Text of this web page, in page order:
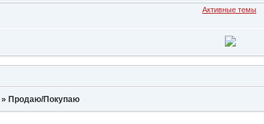
Активные темы
» Продаю/Покупаю